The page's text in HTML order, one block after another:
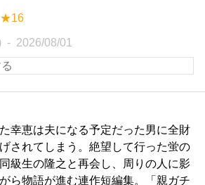
★16
2026/08/01
幸恵は夫になる予定だった男に全財
されてしまう。絶望して行った蛍の
級生の隆之と再会し、周りの人に影
ら物語が進む連作短編集。「親ガチ